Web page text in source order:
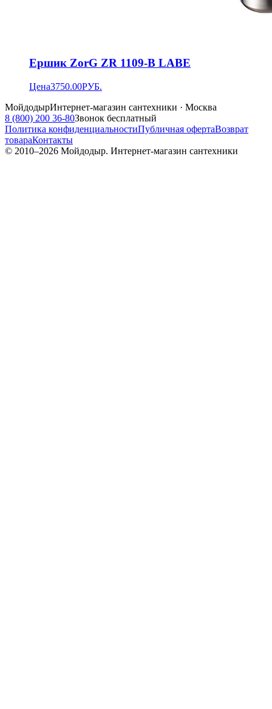
Ершик ZorG ZR 1109-В LABE
Цена3750.00РУБ.
МойдодырИнтернет-магазин сантехники · Москва
8 (800) 200 36-80Звонок бесплатный
Политика конфиденциальностиПубличная офертаВозврат
товараКонтакты
© 2010–2026 Мойдодыр. Интернет-магазин сантехники